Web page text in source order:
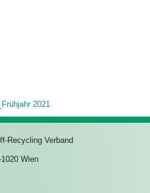
2021
Recycling Verband
Wien